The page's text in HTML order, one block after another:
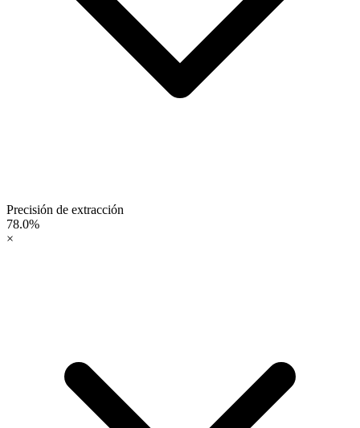
Precisión de extracción
78.0%
×